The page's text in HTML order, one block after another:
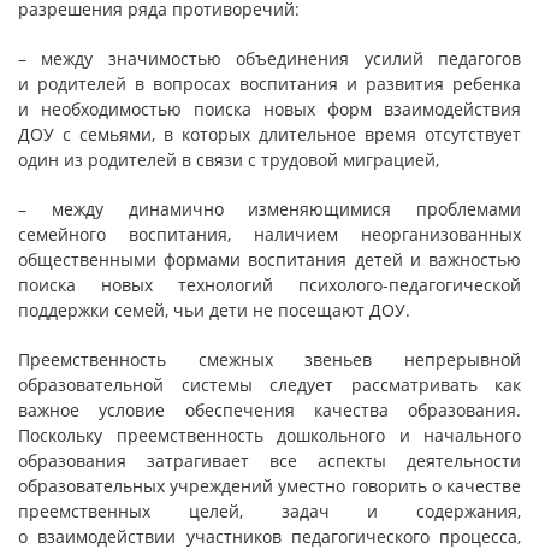
разрешения ряда противоречий:
– между значимостью объединения усилий педагогов
и родителей в вопросах воспитания и развития ребенка
и необходимостью поиска новых форм взаимодействия
ДОУ с семьями, в которых длительное время отсутствует
один из родителей в связи с трудовой миграцией,
– между динамично изменяющимися проблемами
семейного воспитания, наличием неорганизованных
общественными формами воспитания детей и важностью
поиска новых технологий психолого-педагогической
поддержки семей, чьи дети не посещают ДОУ.
Преемственность смежных звеньев непрерывной
образовательной системы следует рассматривать как
важное условие обеспечения качества образования.
Поскольку преемственность дошкольного и начального
образования затрагивает все аспекты деятельности
образовательных учреждений уместно говорить о качестве
преемственных целей, задач и содержания,
о взаимодействии участников педагогического процесса,